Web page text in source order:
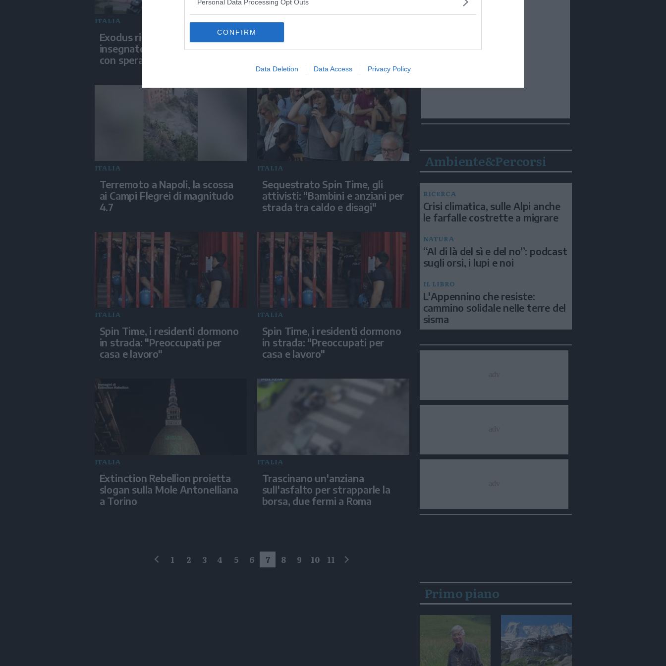
Personal Data Processing Opt Outs
CONFIRM
Data Deletion Data Access Privacy Policy
ITALIA
Exodus ricorda Don Mazzi: “Ha
insegnato a guardare il mondo
con speranza"
ITALIA
immagini della scossa di
ITALIA
Terremoto a Napoli, la scossa
ai Campi Flegrei di magnitudo
4.7
ITALIA
Sequestrato Spin Time, gli
attivisti: "Bambini e anziani per
strada tra caldo e disagi"
ITALIA
Spin Time, i residenti dormono
in strada: "Preoccupati per
casa e lavoro"
ITALIA
Spin Time, i residenti dormono
in strada: "Preoccupati per
casa e lavoro"
ITALIA
Extinction Rebellion proietta
slogan sulla Mole Antonelliana
a Torino
ITALIA
Trascinano un'anziana
sull'asfalto per strapparle la
borsa, due fermi a Roma
1 2 3 4 5 6 7 8 9 10 11
Ambiente&Percorsi
RICERCA
Crisi climatica, sulle Alpi anche
le farfalle costrette a migrare
NATURA
“Al di là del sì e del no”: podcast
sugli orsi, i lupi e noi
IL LIBRO
L'Appennino che resiste:
cammino solidale nelle terre del
sisma
Primo piano